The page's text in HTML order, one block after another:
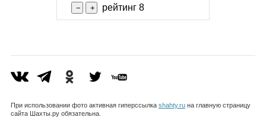
рейтинг 8
При использовании фото активная гиперссылка shahty.ruна главную страницу
сайта Шахты.ру обязательна.